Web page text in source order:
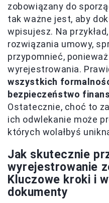
zobowiązany do
tak ważne jest, aby
wpisujesz. Na
rozwiązania umowy,
przypomnieć,
wyrejestrowania.
wszystkich
bezpieczeństwo
Ostatecznie, choć to
ich odwlekanie może
których wolałbyś
Jak skutecznie
wyrejestrowanie
Kluczowe kroki i
dokumenty